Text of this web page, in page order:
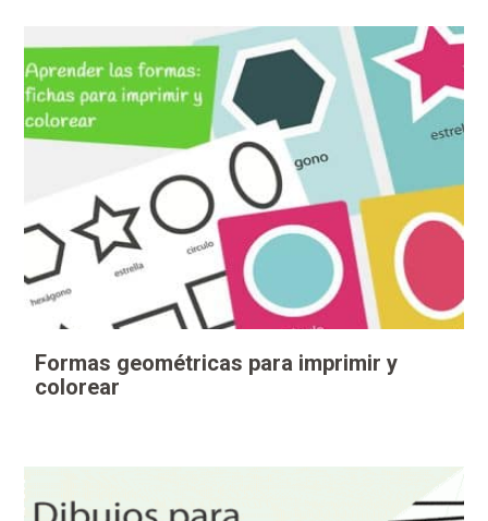
Formas geométricas para imprimir y
colorear